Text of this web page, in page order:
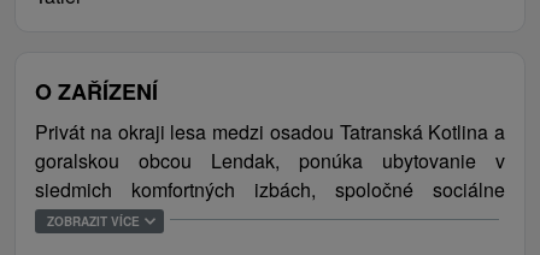
O ZAŘÍZENÍ
Privát na okraji lesa medzi osadou Tatranská Kotlina a
goralskou obcou Lendak, ponúka ubytovanie v
siedmich komfortných izbách, spoločné sociálne
zariadenia a priestrannú spoločenskú miestnosť s
ZOBRAZIT VÍCE